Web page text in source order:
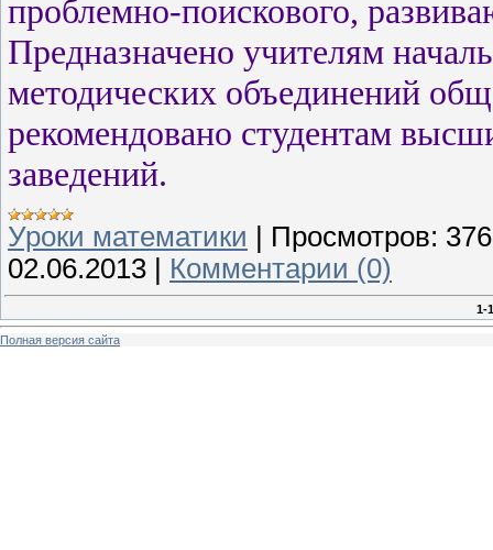
проблемно-поискового,
Предназначено учителям
методических объединений
рекомендовано студентам
заведений.
Уроки математики Просмотров:
02.06.2013
Комментарии (0)
1-
Полная версия сайта